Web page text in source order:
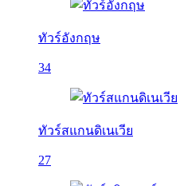
ทัวร์อังกฤษ
34
ทัวร์สแกนดิเนเวีย
27